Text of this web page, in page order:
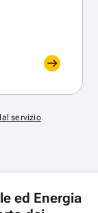
servizio.
ed Energia